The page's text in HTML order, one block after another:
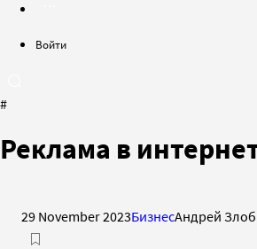
Войти
#
Реклама в
29 November 2023БизнесАндрей